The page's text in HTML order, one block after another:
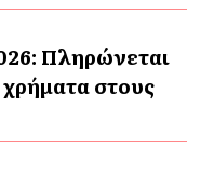
Πληρώνεται
στους